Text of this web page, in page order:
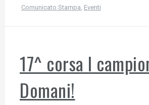
Comunicato Stampa, Eventi
17^ corsa I
Domani!